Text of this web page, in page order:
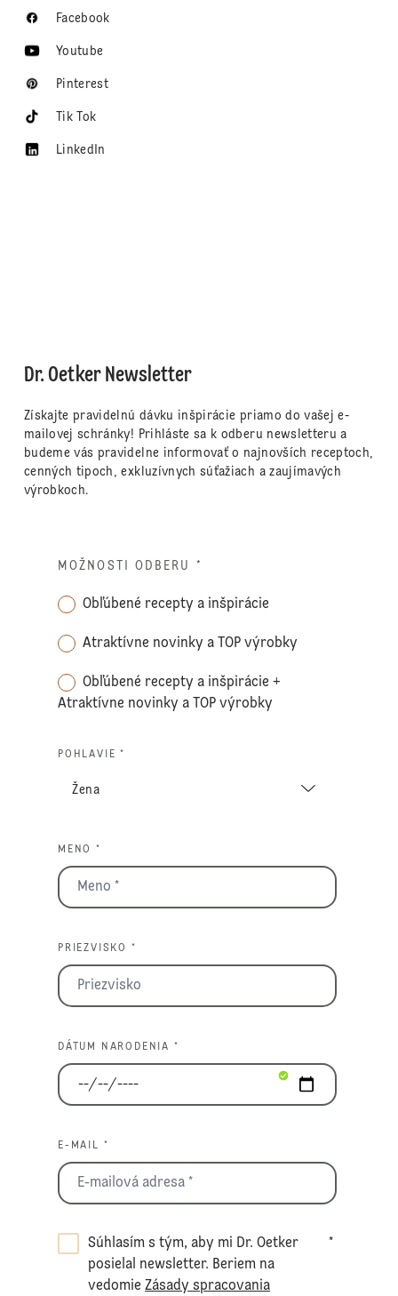
Facebook
Youtube
Pinterest
Tik Tok
LinkedIn
Dr. Oetker Newsletter
Získajte pravidelnú dávku inšpirácie priamo do vašej e-
mailovej schránky! Prihláste sa k odberu newsletteru a
budeme vás pravidelne informovať o najnovších receptoch,
cenných tipoch, exkluzívnych súťažiach a zaujímavých
výrobkoch.
MOŽNOSTI ODBERU *
Obľúbené recepty a inšpirácie
Atraktívne novinky a TOP výrobky
Obľúbené recepty a inšpirácie +
Atraktívne novinky a TOP výrobky
POHLAVIE *
MENO *
PRIEZVISKO *
DÁTUM NARODENIA *
E-MAIL *
Súhlasím s tým, aby mi Dr. Oetker
posielal newsletter. Beriem na
vedomieZásady spracovania
*